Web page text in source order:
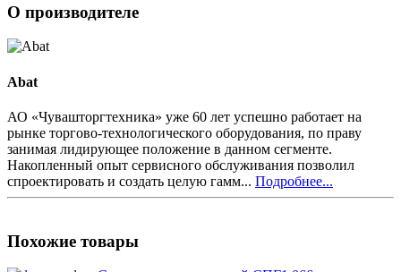
О производителе
Abat
АО «Чувашторгтехника» уже 60 лет успешно работает на
рынке торгово-технологического оборудования, по праву
занимая лидирующее положение в данном сегменте.
Накопленный опыт сервисного обслуживания позволил
спроектировать и создать целую гамм... Подробнее...
Похожие товары